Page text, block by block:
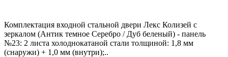
Комплектация входной стальной двери Лекс Колизей с
зеркалом (Антик темное Серебро / Дуб беленый) - панель
№23: 2 листа холоднокатаной стали толщиной: 1,8 мм
(снаружи) + 1,0 мм (внутри);..